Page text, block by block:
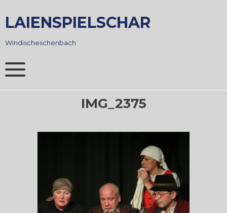
to
content
LAIENSPIELSCHAR
Windischeschenbach
IMG_2375